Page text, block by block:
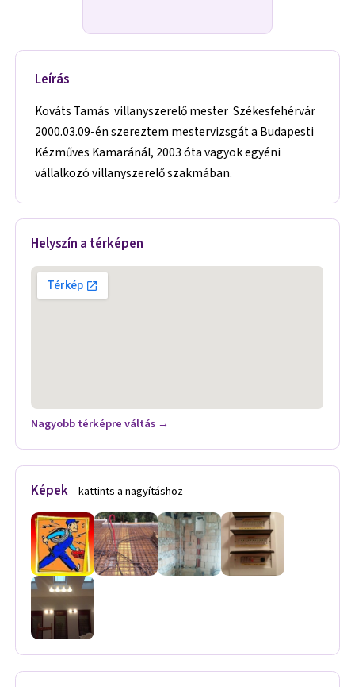
Leírás
Kováts Tamás villanyszerelő mester Székesfehérvár
2000.03.09-én szereztem mestervizsgát a Budapesti
Kézműves Kamaránál, 2003 óta vagyok egyéni
vállalkozó villanyszerelő szakmában.
Helyszín a térképen
Nagyobb térképre váltás →
Képek– kattints a nagyításhoz